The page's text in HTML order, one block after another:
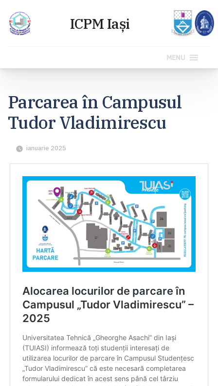
conținut
MENU
Parcarea în Campusul
Tudor Vladimirescu
ianuarie 2025